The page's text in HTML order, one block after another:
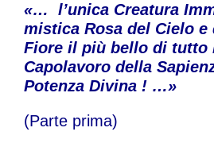
«… l’unica Creatura
mistica Rosa del Cielo
Fiore il più bello di
Capolavoro della
Potenza Divina ! …»
(Parte prima)